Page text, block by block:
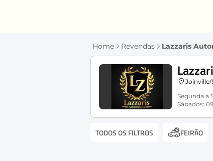
Home Revendas Lazzaris
Joinville/
Segunda à
Sábados:
TODOS OS FILTROS FEIRÃO